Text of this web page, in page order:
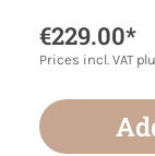
€229.00*
Prices incl. VAT